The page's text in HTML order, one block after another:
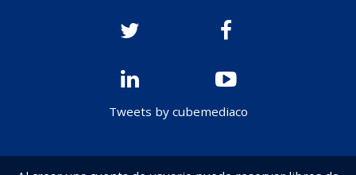
Tweets by cubemediaco